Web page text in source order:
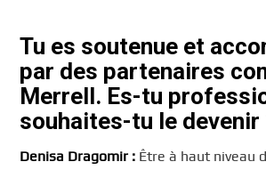
Tu es soutenue et
par des partenaires
Merrell. Es-tu
souhaites-tu le devenir
Denisa Dragomir : Être à haut niveau